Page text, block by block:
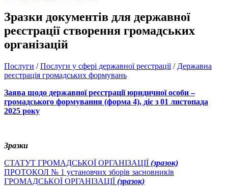
Зразки документів для державної
реєстрації створення громадських
організацій
Послуги /Послуги у сфері державної реєстрації/ Державна
реєстрація громадських формувань
Заява щодо державної реєстрації юридичної особи –
громадського формування (форма 4), діє з 01 листопада
2025 року
Зразки
СТАТУТ ГРОМАДСЬКОЇ ОРГАНІЗАЦІЇ (зразок)
ПРОТОКОЛ № 1 установчих зборів засновників
ГРОМАДСЬКОЇ ОРГАНІЗАЦІЇ (зразок)